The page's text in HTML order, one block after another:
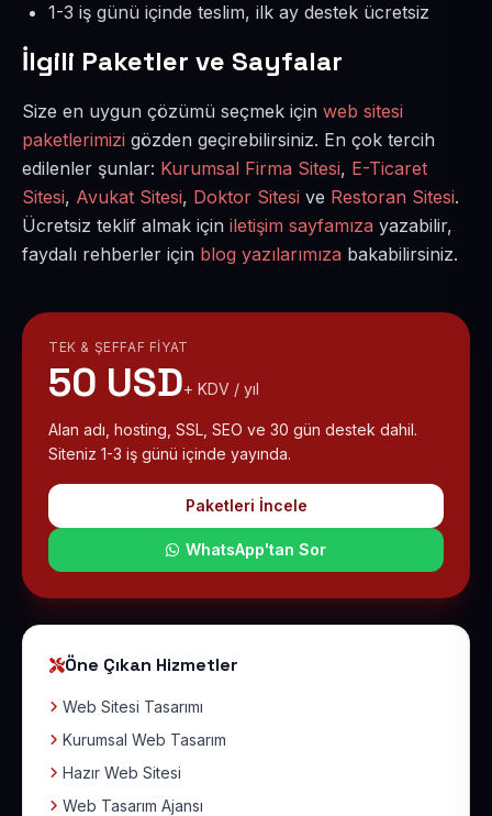
1-3 iş günü içinde teslim, ilk ay destek ücretsiz
İlgili Paketler ve Sayfalar
Size en uygun çözümü seçmek için web sitesi
paketlerimizi gözden geçirebilirsiniz. En çok tercih
edilenler şunlar: Kurumsal Firma Sitesi, E-Ticaret
Sitesi, Avukat Sitesi, Doktor Sitesi ve Restoran Sitesi.
Ücretsiz teklif almak için iletişim sayfamıza yazabilir,
faydalı rehberler için blog yazılarımıza bakabilirsiniz.
TEK & ŞEFFAF FIYAT
50 USD+ KDV / yıl
Alan adı, hosting, SSL, SEO ve 30 gün destek dahil.
Siteniz 1-3 iş günü içinde yayında.
Paketleri İncele
WhatsApp'tan Sor
Öne Çıkan Hizmetler
Web Sitesi Tasarımı
Kurumsal Web Tasarım
Hazır Web Sitesi
Web Tasarım Ajansı